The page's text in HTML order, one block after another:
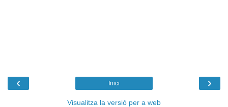
‹ ›
Inici
Visualitza la versió per a web